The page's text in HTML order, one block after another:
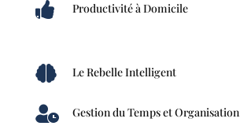
 Productivité à Domicile
 Le Rebelle Intelligent
 Gestion du Temps et Organisation